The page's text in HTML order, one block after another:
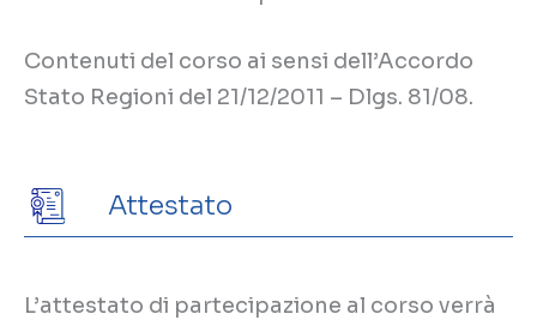
Contenuti del corso ai sensi dell’Accordo
Stato Regioni del 21/12/2011 – Dlgs. 81/08.
Attestato
L’attestato di partecipazione al corso verrà